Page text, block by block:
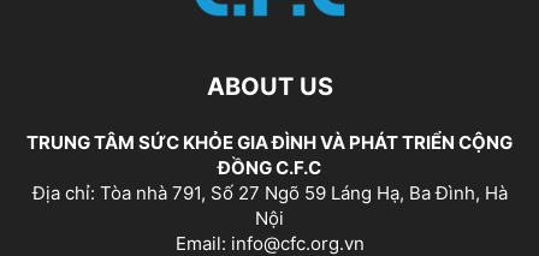
ABOUT US
TRUNG TÂM SỨC KHỎE GIA ĐÌNH VÀ PHÁT TRIỂN CỘNG
ĐỒNG C.F.C
Địa chỉ: Tòa nhà 791, Số 27 Ngõ 59 Láng Hạ, Ba Đình, Hà
Nội
Email: info@cfc.org.vn